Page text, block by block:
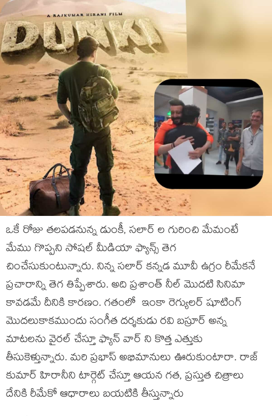
ఒకే రోజు తలపడనున్న డుంకీ, సలార్ ల గురించి మేమంటే
మేము గొప్పని సోషల్ మీడియా ఫ్యాన్స్ తెగ
చించేసుకుంటున్నారు. నిన్న సలార్ కన్నడ మూవీ ఉగ్రం రీమేకనే
ప్రచారాన్ని తెగ తిప్పేశారు. అది ప్రశాంత్ నీల్ మొదటి సినిమా
కావడమే దీనికి కారణం. గతంలో ఇంకా రెగ్యులర్ షూటింగ్
మొదలుకాకముందు సంగీత దర్శకుడు రవి బస్రూర్ అన్న
మాటలను వైరల్ చేస్తూ ఫ్యాన్ వార్ ని కొత్త ఎత్తుకు
తీసుకెళ్తున్నారు. మరి ప్రభాస్ అభిమానులు ఊరుకుంటారా. రాజ్
కుమార్ హిరానీని టార్గెట్ చేస్తూ ఆయన గత, ప్రస్తుత చిత్రాలు
దేనికి రీమేకో ఆధారాలు బయటికి తీస్తున్నారు